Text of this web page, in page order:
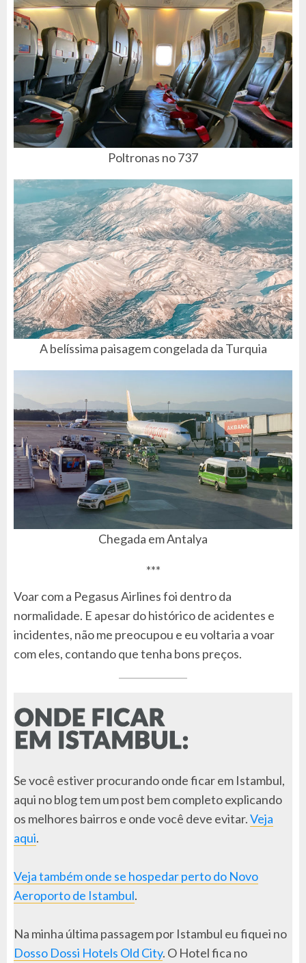
Poltronas no 737
A belíssima paisagem congelada da Turquia
Chegada em Antalya
***
Voar com a Pegasus Airlines foi dentro da
normalidade. E apesar do histórico de acidentes e
incidentes, não me preocupou e eu voltaria a voar
com eles, contando que tenha bons preços.
Se você estiver procurando onde ficar em Istambul,
aqui no blog tem um post bem completo explicando
os melhores bairros e onde você deve evitar.Veja
aqui.
Veja também onde se hospedar perto do Novo
Aeroporto de Istambul.
Na minha última passagem por Istambul eu fiquei no
Dosso Dossi Hotels Old City. O Hotel fica no